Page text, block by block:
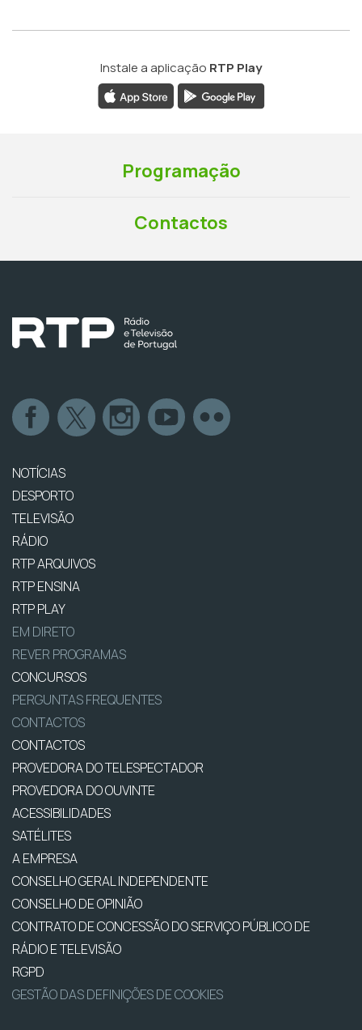
Instale a aplicação RTP Play
Programação
Contactos
NOTÍCIAS
DESPORTO
TELEVISÃO
RÁDIO
RTP ARQUIVOS
RTP ENSINA
RTP PLAY
EM DIRETO
REVER PROGRAMAS
CONCURSOS
PERGUNTAS FREQUENTES
CONTACTOS
CONTACTOS
PROVEDORA DO TELESPECTADOR
PROVEDORA DO OUVINTE
ACESSIBILIDADES
SATÉLITES
A EMPRESA
CONSELHO GERAL INDEPENDENTE
CONSELHO DE OPINIÃO
CONTRATO DE CONCESSÃO DO SERVIÇO PÚBLICO DE
RÁDIO E TELEVISÃO
RGPD
GESTÃO DAS DEFINIÇÕES DE COOKIES